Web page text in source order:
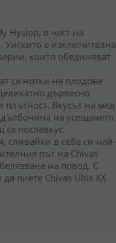
Hyslop, в чест на
Уискито е изключителна
които обединяват
се нотки на плодове
дървесно
плътност. Вкусът на мед
на усещането.
послевкус.
сливайки в себе си най-
път на Chivas
на повод. С
пиете Chivas Ultis XX